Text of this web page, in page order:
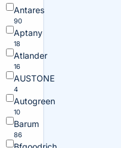
Antares
90
Aptany
18
Atlander
16
AUSTONE
4
Autogreen
10
Barum
86